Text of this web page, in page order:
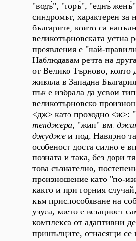
"водъ̀", "горъ̀", "еднъ̀
синдромът, характерен за
българите, които са
великотърновската устна
проявления е "най-
Наблюдавам речта на
от Велико Търново, която
живяла в Западна
пък е избрала да усвои
великотърновско
<дж> като проходно <ж>:
тенджера, "жип" вм.
джудже и под. Навярно
особеност доста силно е
позната и така, без дори
това съзнателно,
произношение като "по-
както и при горния
към приспособяване на
узуса, което е всъщност
комплекса от адаптивни
пришълците, отнасящи се